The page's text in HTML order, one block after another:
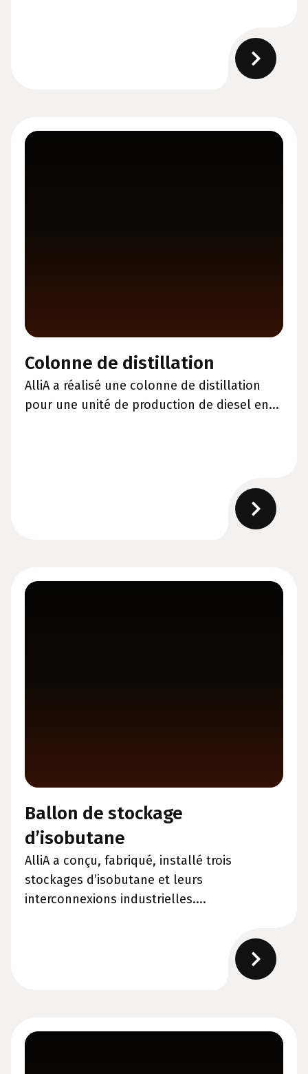
Colonne de distillation
AlliA a réalisé une colonne de distillation
pour une unité de production de diesel en...
Ballon de stockage
d’isobutane
AlliA a conçu, fabriqué, installé trois
stockages d’isobutane et leurs
interconnexions industrielles....